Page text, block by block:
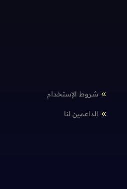
شروط الإستخدام
الداعمين لنا